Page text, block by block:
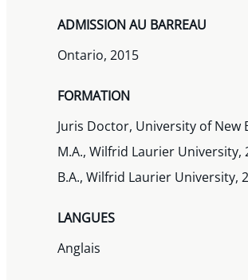
ADMISSION AU BARREAU
Ontario, 2015
FORMATION
Juris Doctor, University of New
M.A., Wilfrid Laurier University,
B.A., Wilfrid Laurier University,
LANGUES
Anglais